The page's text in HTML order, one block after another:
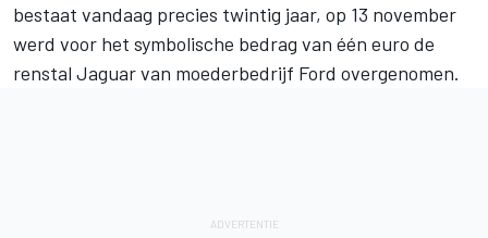
bestaat vandaag precies twintig jaar, op 13 november
werd voor het symbolische bedrag van één euro de
renstal Jaguar van moederbedrijf Ford overgenomen.